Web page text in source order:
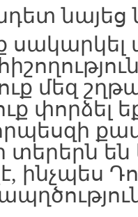
նայեց
սակարկել
մեզ
փորձել
տերերն